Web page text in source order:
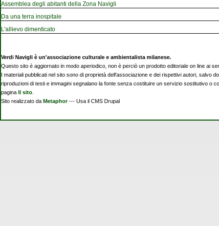
Assemblea degli abitanti della Zona Navigli
Da una terra inospitale
L'allievo dimenticato
Verdi Navigli è un'associazione culturale e ambientalista milanese.
Questo sito è aggiornato in modo aperiodico, non è perciò un prodotto editoriale on line ai
I materiali pubblicati nel sito sono di proprietà dell'associazione e dei rispettivi autori,
riproduzioni di testi e immagini segnalano la fonte senza costituire un servizio sostitutivo o
pagina
Il sito.
Sito realizzato da Metaphor--- Usa il CMS Drupal